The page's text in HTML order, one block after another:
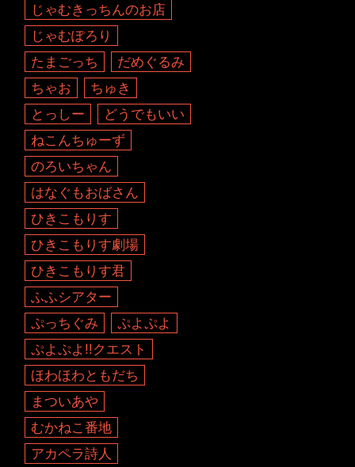
じゃむきっちんのお店
じゃむぽろり
たまごっち
だめぐるみ
ちゃお
ちゅき
とっしー
どうでもいい
ねこんちゅーず
のろいちゃん
はなぐもおばさん
ひきこもりす
ひきこもりす劇場
ひきこもりす君
ふふシアター
ぷっちぐみ
ぷよぷよ
ぷよぷよ!!クエスト
ほわほわともだち
まついあや
むかねこ番地
アカペラ詩人